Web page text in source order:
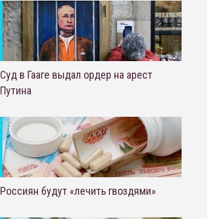
Суд в Гааге выдал ордер на арест
Путина
Россиян будут «лечить гвоздями»